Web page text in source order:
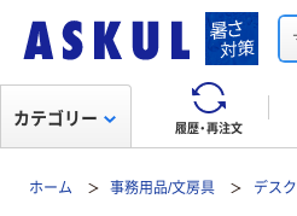
履歴・再注文
カテゴリー
ホーム 事務用品/文房具 デス